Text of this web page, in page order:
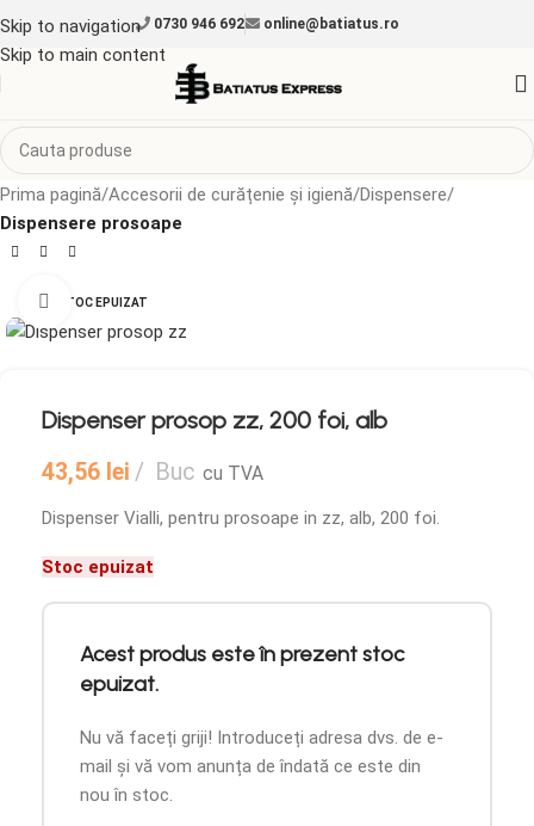
Skip to navigation
Skip to main content
0730 946 692 online@batiatus.ro
Prima pagină Accesorii de curățenie și igienă Dispensere
Dispensere prosoape
STOC EPUIZAT
Mărește imaginea
Dispenser prosop zz, 200 foi, alb
43,56 lei Buc cu TVA
Dispenser Vialli, pentru prosoape in zz, alb, 200 foi.
Stoc epuizat
Acest produs este în prezent stoc
epuizat.
Nu vă faceți griji! Introduceți adresa dvs. de e-
mail și vă vom anunța de îndată ce este din
nou în stoc.